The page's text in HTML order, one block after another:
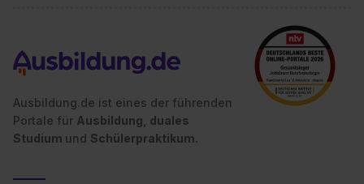
Ausbildung.de ist eines der führenden
Portale für Ausbildung, duales
Studium und Schülerpraktikum.